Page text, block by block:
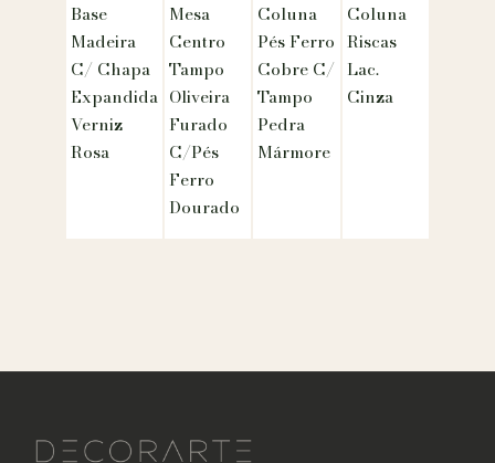
Base
Madeira
C/ Chapa
Expandida
Verniz
Rosa
Mesa
Centro
Tampo
Oliveira
Furado
C/Pés
Ferro
Dourado
Coluna
Pés Ferro
Cobre C/
Tampo
Pedra
Mármore
Coluna
Riscas
Lac.
Cinza